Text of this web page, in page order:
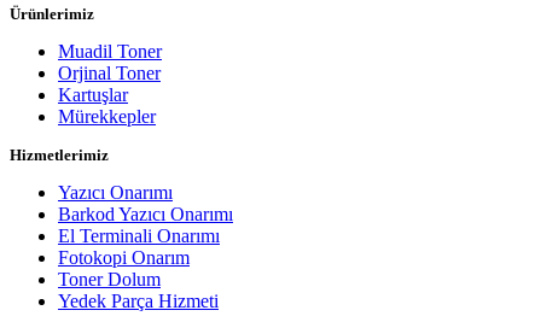
Ürünlerimiz
Muadil Toner
Orjinal Toner
Kartuşlar
Mürekkepler
Hizmetlerimiz
Yazıcı Onarımı
Barkod Yazıcı Onarımı
El Terminali Onarımı
Fotokopi Onarım
Toner Dolum
Yedek Parça Hizmeti